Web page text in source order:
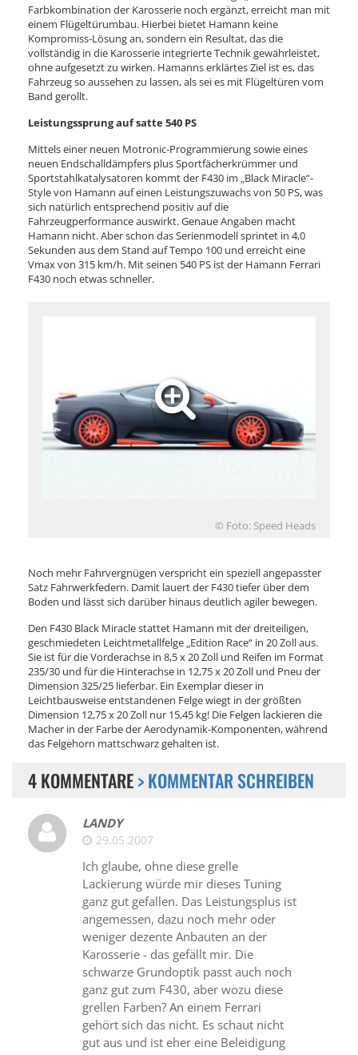
Farbkombination der Karosserie noch ergänzt, erreicht man mit
einem Flügeltürumbau. Hierbei bietet Hamann keine
Kompromiss-Lösung an, sondern ein Resultat, das die
vollständig in die Karosserie integrierte Technik gewährleistet,
ohne aufgesetzt zu wirken. Hamanns erklärtes Ziel ist es, das
Fahrzeug so aussehen zu lassen, als sei es mit Flügeltüren vom
Band gerollt.
Leistungssprung auf satte 540 PS
Mittels einer neuen Motronic-Programmierung sowie eines
neuen Endschalldämpfers plus Sportfächerkrümmer und
Sportstahlkatalysatoren kommt der F430 im „Black Miracle“-
Style von Hamann auf einen Leistungszuwachs von 50 PS, was
sich natürlich entsprechend positiv auf die
Fahrzeugperformance auswirkt. Genaue Angaben macht
Hamann nicht. Aber schon das Serienmodell sprintet in 4,0
Sekunden aus dem Stand auf Tempo 100 und erreicht eine
Vmax von 315 km/h. Mit seinen 540 PS ist der Hamann Ferrari
F430 noch etwas schneller.
© Foto: Speed Heads
Noch mehr Fahrvergnügen verspricht ein speziell angepasster
Satz Fahrwerkfedern. Damit lauert der F430 tiefer über dem
Boden und lässt sich darüber hinaus deutlich agiler bewegen.
Den F430 Black Miracle stattet Hamann mit der dreiteiligen,
geschmiedeten Leichtmetallfelge „Edition Race“ in 20 Zoll aus.
Sie ist für die Vorderachse in 8,5 x 20 Zoll und Reifen im Format
235/30 und für die Hinterachse in 12,75 x 20 Zoll und Pneu der
Dimension 325/25 lieferbar. Ein Exemplar dieser in
Leichtbausweise entstandenen Felge wiegt in der größten
Dimension 12,75 x 20 Zoll nur 15,45 kg! Die Felgen lackieren die
Macher in der Farbe der Aerodynamik-Komponenten, während
das Felgehorn mattschwarz gehalten ist.
4 KOMMENTARE> KOMMENTAR SCHREIBEN
LANDY
29.05.2007
Ich glaube, ohne diese grelle
Lackierung würde mir dieses Tuning
ganz gut gefallen. Das Leistungsplus ist
angemessen, dazu noch mehr oder
weniger dezente Anbauten an der
Karosserie - das gefällt mir. Die
schwarze Grundoptik passt auch noch
ganz gut zum F430, aber wozu diese
grellen Farben? An einem Ferrari
gehört sich das nicht. Es schaut nicht
gut aus und ist eher eine Beleidigung